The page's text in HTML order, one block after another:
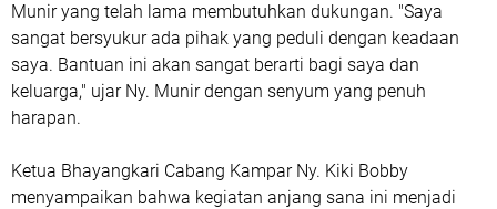
Munir yang telah lama membutuhkan dukungan. "Saya
sangat bersyukur ada pihak yang peduli dengan keadaan
saya. Bantuan ini akan sangat berarti bagi saya dan
keluarga," ujar Ny. Munir dengan senyum yang penuh
harapan.
Ketua Bhayangkari Cabang Kampar Ny. Kiki Bobby
menyampaikan bahwa kegiatan anjang sana ini menjadi